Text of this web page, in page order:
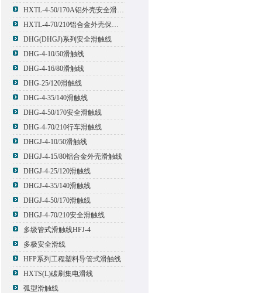
HXTL-4-50/170A铝外壳安全滑触线
HXTL-4-70/210铝合金外壳保护多极管式滑触线
DHG(DHGJ)系列安全滑触线
DHG-4-10/50滑触线
DHG-4-16/80滑触线
DHG-25/120滑触线
DHG-4-35/140滑触线
DHG-4-50/170安全滑触线
DHG-4-70/210行车滑触线
DHGJ-4-10/50滑触线
DHGJ-4-15/80铝合金外壳滑触线
DHGJ-4-25/120滑触线
DHGJ-4-35/140滑触线
DHGJ-4-50/170滑触线
DHGJ-4-70/210安全滑触线
多级管式滑触线HFJ-4
多极安全滑线
HFP系列工程塑料导管式滑触线
HXTS(L)碳刷集电滑线
弧型滑触线